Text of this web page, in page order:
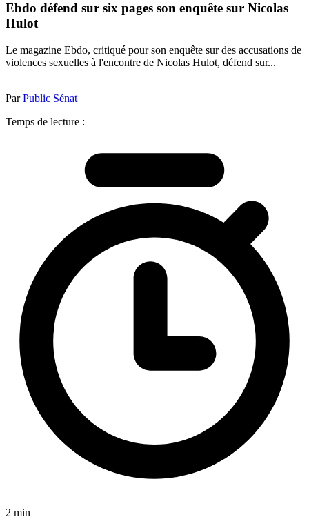
Ebdo défend sur six pages son enquête sur Nicolas
Hulot
Le magazine Ebdo, critiqué pour son enquête sur des accusations de
violences sexuelles à l'encontre de Nicolas Hulot, défend sur...
ParPublic Sénat
Temps de lecture :
2 min